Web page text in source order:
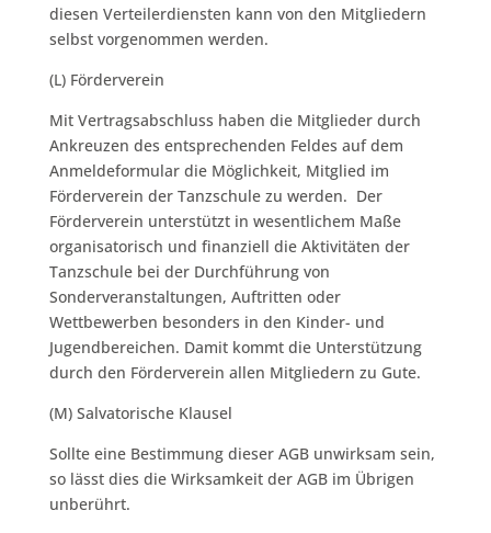
diesen Verteilerdiensten kann von den Mitgliedern
selbst vorgenommen werden.
(L) Förderverein
Mit Vertragsabschluss haben die Mitglieder durch
Ankreuzen des entsprechenden Feldes auf dem
Anmeldeformular die Möglichkeit, Mitglied im
Förderverein der Tanzschule zu werden. Der
Förderverein unterstützt in wesentlichem Maße
organisatorisch und finanziell die Aktivitäten der
Tanzschule bei der Durchführung von
Sonderveranstaltungen, Auftritten oder
Wettbewerben besonders in den Kinder- und
Jugendbereichen. Damit kommt die Unterstützung
durch den Förderverein allen Mitgliedern zu Gute.
(M) Salvatorische Klausel
Sollte eine Bestimmung dieser AGB unwirksam sein,
so lässt dies die Wirksamkeit der AGB im Übrigen
unberührt.